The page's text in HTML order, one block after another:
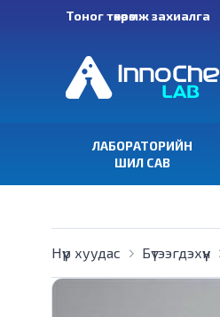
Тоног төхөөрөмж захиалга
ЛАБОРАТОРИЙН
ШИЛ САВ
Нүүр хуудас Бүтээгдэхүүн